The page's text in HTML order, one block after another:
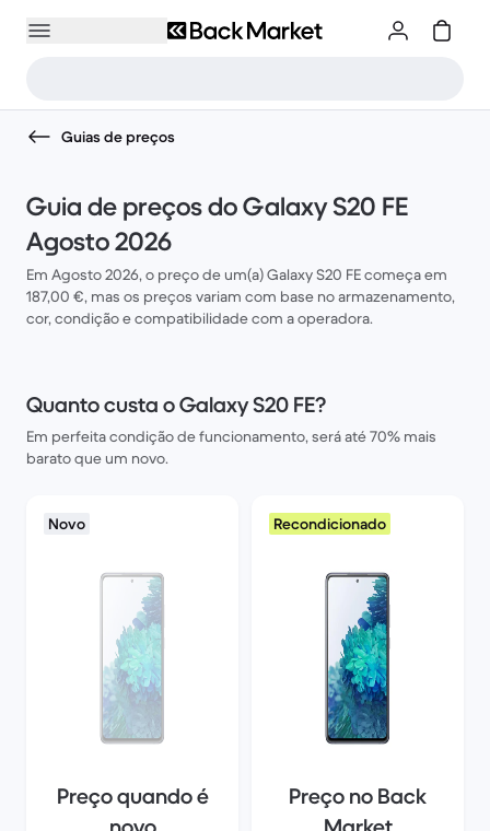
Guias de preços
Guia de preços do Galaxy S20 FE
Agosto 2026
Em Agosto 2026, o preço de um(a) Galaxy S20 FE começa em
187,00 €, mas os preços variam com base no armazenamento,
cor, condição e compatibilidade com a operadora.
Quanto custa o Galaxy S20 FE?
Em perfeita condição de funcionamento, será até 70% mais
barato que um novo.
Novo
Preço quando é
Recondicionado
Preço no Back